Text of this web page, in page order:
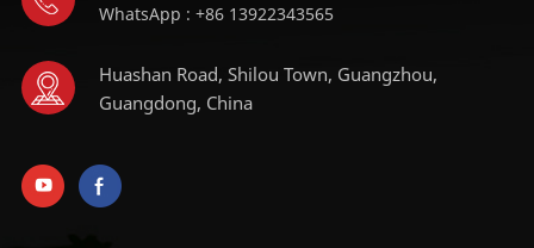
WhatsApp : +86 13922343565
Huashan Road, Shilou Town, Guangzhou,
Guangdong, China